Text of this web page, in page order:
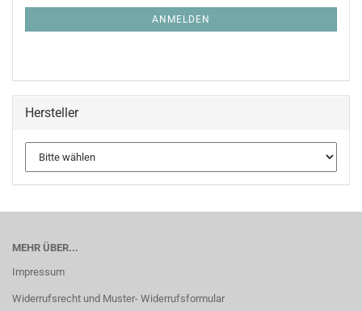
ANMELDEN
Hersteller
MEHR ÜBER...
Impressum
Widerrufsrecht und Muster- Widerrufsformular